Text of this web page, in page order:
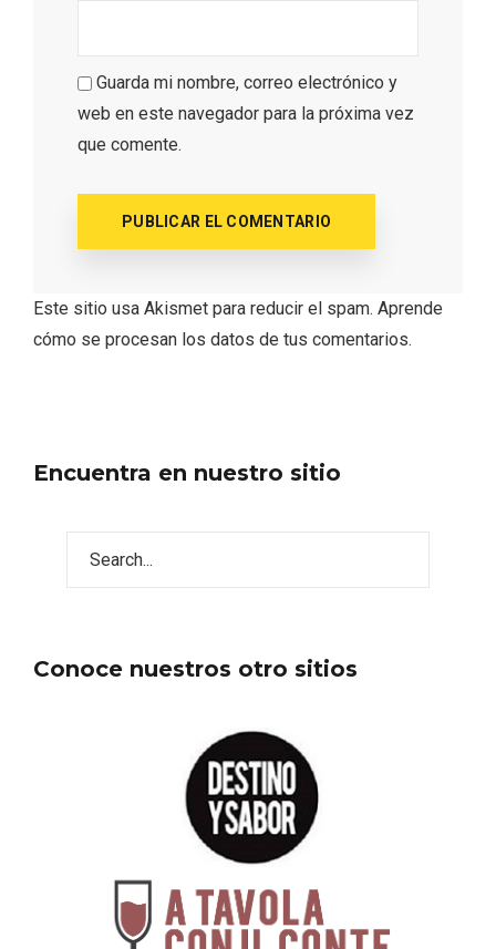
Guarda mi nombre, correo electrónico y
web en este navegador para la próxima vez
que comente.
Este sitio usa Akismet para reducir el spam. Aprende
cómo se procesan los datos de tus comentarios.
Encuentra en nuestro sitio
Conoce nuestros otro sitios
Los Pueblos más bonitos de España, en
Concierto de Navidad en Moradillo de